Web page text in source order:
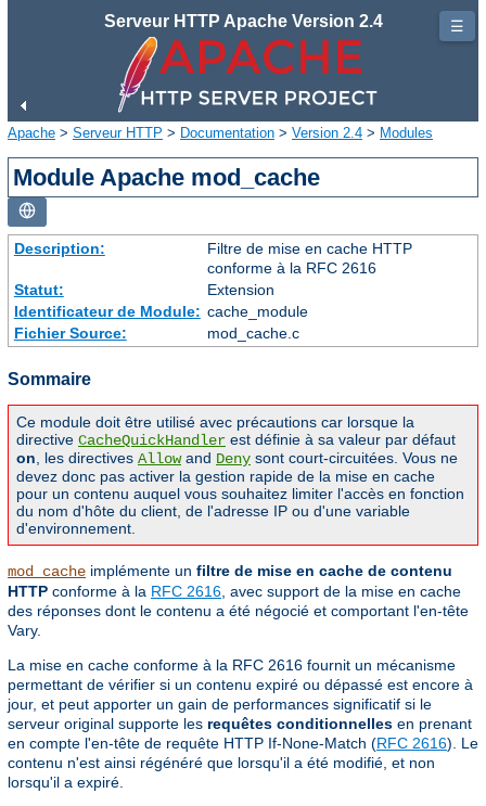
Serveur HTTP Apache Version 2.4
Apache > Serveur HTTP > Documentation > Version 2.4 > Modules
Module Apache mod_cache
Description:
Filtre de mise en cache HTTP
conforme à la RFC 2616
Statut:
Extension
Identificateur de Module: cache_module
Fichier Source:
mod_cache.c
Sommaire
Ce module doit être utilisé avec précautions car lorsque la
directive CacheQuickHandler est définie à sa valeur par défaut
on , les directives Allowand Deny sont court-circuitées. Vous ne
devez donc pas activer la gestion rapide de la mise en cache
pour un contenu auquel vous souhaitez limiter l'accès en fonction
du nom d'hôte du client, de l'adresse IP ou d'une variable
d'environnement.
mod_cache implémente un filtre de mise en cache de contenu
HTTP conforme à la RFC 2616 , avec support de la mise en cache
des réponses dont le contenu a été négocié et comportant l'en-tête
Vary.
La mise en cache conforme à la RFC 2616 fournit un mécanisme
permettant de vérifier si un contenu expiré ou dépassé est encore à
jour, et peut apporter un gain de performances significatif si le
serveur original supporte les requêtes conditionnelles en prenant
en compte l'en-tête de requête HTTP If-None-Match (RFC 2616). Le
contenu n'est ainsi régénéré que lorsqu'il a été modifié, et non
lorsqu'il a expiré.
☰